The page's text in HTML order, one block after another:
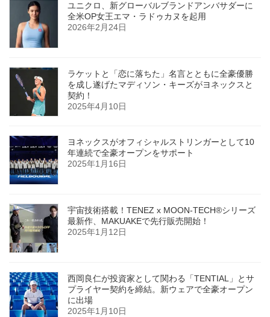
ユニクロ、新グローバルブランドアンバサダーに
全米OP女王エマ・ラドゥカヌを起用
2026年2月24日
ラケットと「恋に落ちた」名言とともに全豪優勝
を成し遂げたマディソン・キーズがヨネックスと
契約！
2025年4月10日
ヨネックスがオフィシャルストリンガーとして10
年連続で全豪オープンをサポート
2025年1月16日
宇宙技術搭載！TENEZ x MOON-TECH®シリーズ
最新作、MAKUAKEで先行販売開始！
2025年1月12日
西岡良仁が投資家として関わる「TENTIAL」とサ
プライヤー契約を締結。新ウェアで全豪オープン
に出場
2025年1月10日